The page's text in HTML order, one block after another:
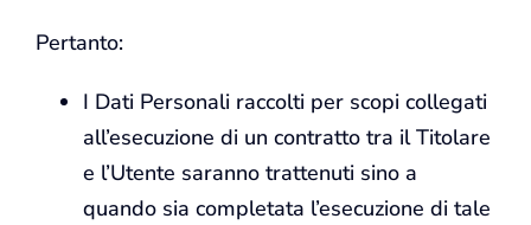
Pertanto:
I Dati Personali raccolti per scopi collegati
all’esecuzione di un contratto tra il Titolare
e l’Utente saranno trattenuti sino a
quando sia completata l’esecuzione di tale